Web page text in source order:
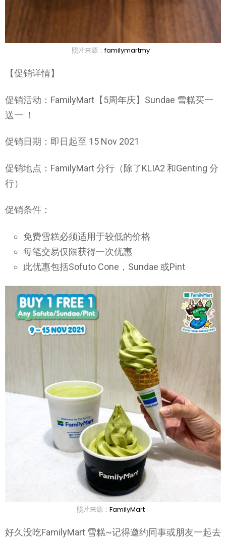
照片来源：familymartmy
【促销详情】
促销活动：FamilyMart【5周年庆】Sundae 雪糕买一
送一 ！
促销日期：即日起至 15 Nov 2021
促销地点：FamilyMart 分行（除了KLIA2 和Genting 分
行）
促销条件：
免费雪糕必须适用于较低的价格
每笔交易仅限获得一次优惠
此优惠包括Sofuto Cone，Sundae 或Pint
照片来源： FamilyMart
好久没吃FamilyMart 雪糕~记得邀约同事或朋友一起去